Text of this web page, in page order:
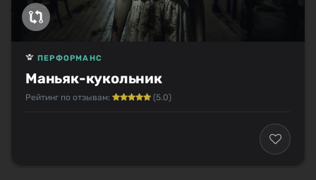
Маньяк-кукольник
ПЕРФОРМАНС
Рейтинг по отзывам: (5.0)